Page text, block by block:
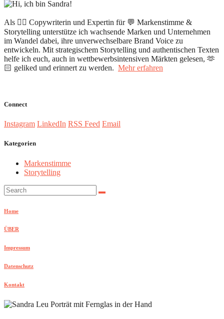
Als ✍🏻 Copywriterin und Expertin für 💬 Markenstimme &
Storytelling unterstütze ich wachsende Marken und Unternehmen
im Wandel dabei, ihre unverwechselbare Brand Voice zu
entwickeln. Mit strategischem Storytelling und authentischen Texten
helfe ich euch, auch in wettbewerbsintensiven Märkten gelesen, 🫶
🏻 geliked und erinnert zu werden. Mehr erfahren
Connect
Instagram LinkedIn RSS Feed Email
Kategorien
Markenstimme
Storytelling
Search:
Home
ÜBER
Impressum
Datenschutz
Kontakt